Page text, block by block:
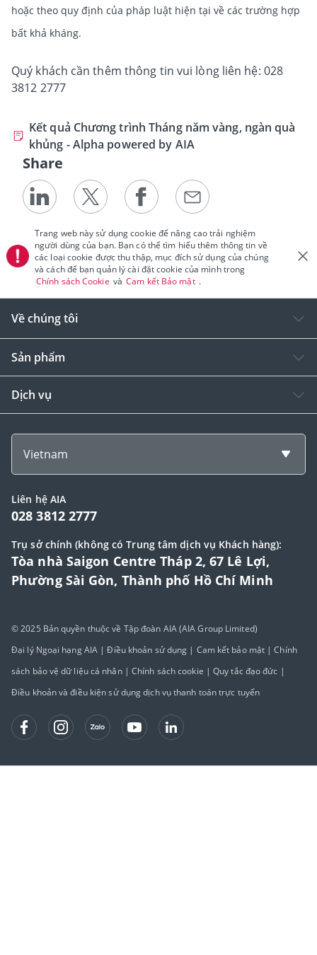
hoặc theo quy định của pháp luật hiện tại về các trường hợp
bất khả kháng.
Quý khách cần thêm thông tin vui lòng liên hệ: 028
3812 2777
Kết quả Chương trình Tháng năm vàng, ngàn quà
khủng - Alpha powered by AIA
Share
Trang web này sử dụng cookie để nâng cao trải nghiệm
người dùng của bạn. Bạn có thể tìm hiểu thêm thông tin về
các loại cookie được thu thập, mục đích sử dụng của chúng
và cách để bạn quản lý cài đặt cookie của mình trong
Chính sách Cookie và Cam kết Bảo mật .
Về chúng tôi
Sản phẩm
Dịch vụ
Vietnam
Liên hệ AIA
028 3812 2777
Trụ sở chính (không có Trung tâm dịch vụ Khách hàng):
Tòa nhà Saigon Centre Tháp 2, 67 Lê Lợi,
Phường Sài Gòn, Thành phố Hồ Chí Minh
© 2025 Bản quyền thuộc về Tập đoàn AIA (AIA Group Limited)
Đại lý Ngoại hạng AIA |Điều khoản sử dụng | Cam kết bảo mật |Chính
sách bảo vệ dữ liệu cá nhân|Chính sách cookie |Quy tắc đạo đức |
Điều khoản và điều kiện sử dụng dịch vụ thanh toán trực tuyến